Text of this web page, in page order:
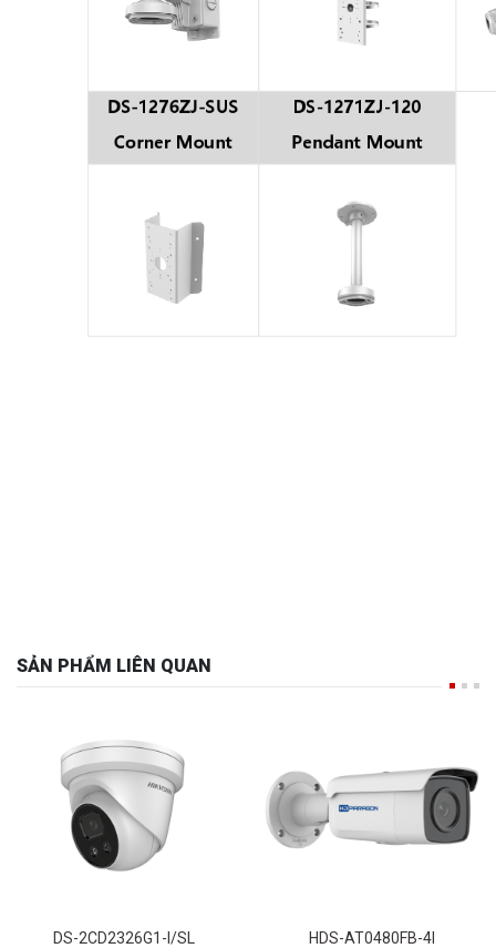
SẢN PHẨM LIÊN QUAN
DS-2CD2326G1-I/SL HDS-AT0480FB-4I